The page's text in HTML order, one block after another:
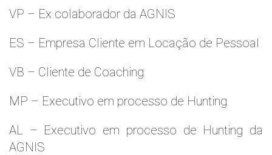
VP – Ex colaborador da AGNIS
ES – Empresa Cliente em Locação de Pessoal
VB – Cliente de Coaching
MP – Executivo em processo de Hunting
AL – Executivo em processo de Hunting da
AGNIS